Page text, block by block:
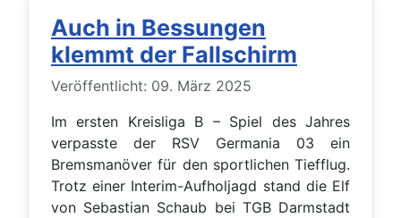
Auch in Bessungen
klemmt der Fallschirm
Details
Veröffentlicht: 09. März 2025
Im ersten Kreisliga B – Spiel des Jahres
verpasste der RSV Germania 03 ein
Bremsmanöver für den sportlichen Tiefflug.
Trotz einer Interim-Aufholjagd stand die Elf
von Sebastian Schaub bei TGB Darmstadt